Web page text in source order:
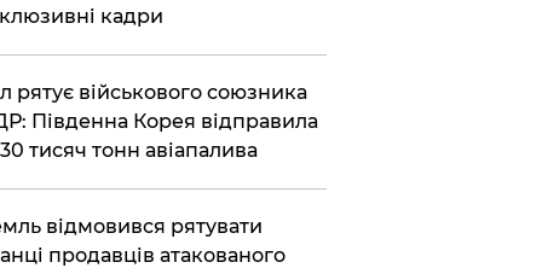
кадри
рятує військового союзника
Південна Корея відправила
тисяч тонн авіапалива
відмовився рятувати
продавців атакованого